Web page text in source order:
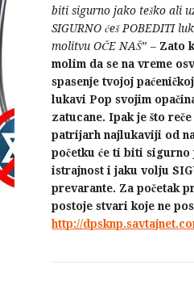
biti sigurno jako teško ali
SIGURNO ćeš POBEDITI
molitvu OČE NAŠ” – Zato
molim da se na vreme
spasenje tvojoj
lukavi Pop svojim
zatucane. Ipak je što
patrijarh najlukaviji od
početku će ti biti sigurno
istrajnost i jaku volju
prevarante. Za početak
postoje stvari koje ne
http://